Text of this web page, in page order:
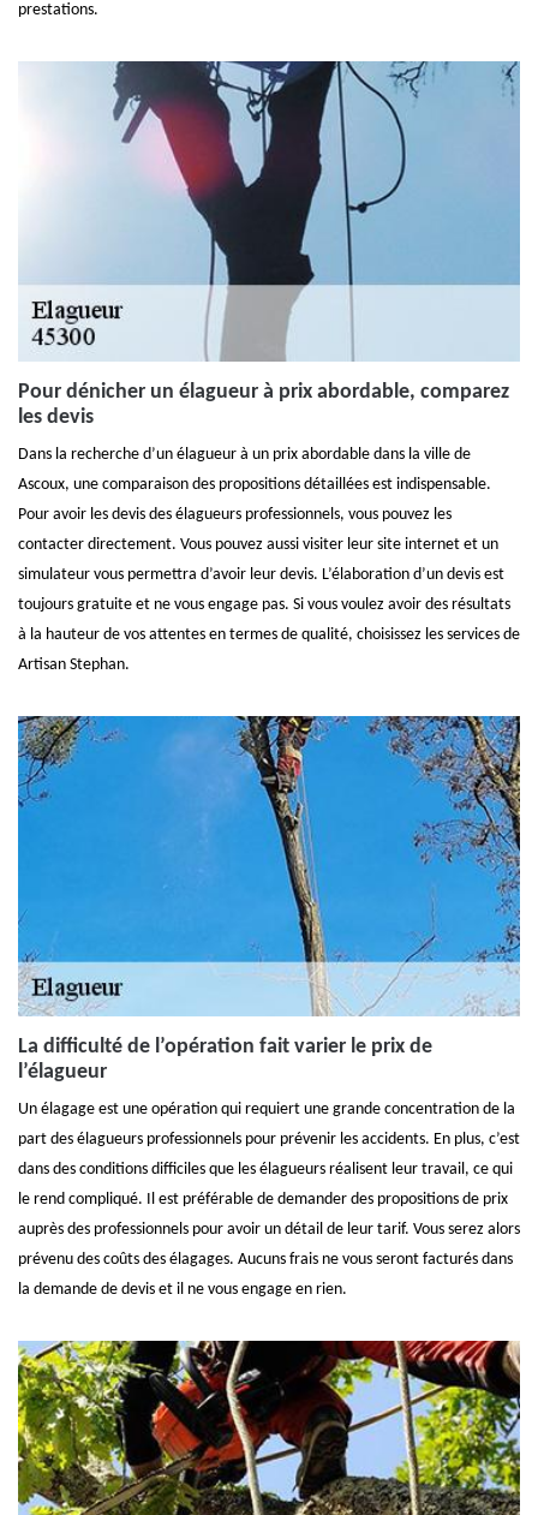
prestations.
Pour dénicher un élagueur à prix abordable, comparez
les devis
Dans la recherche d’un élagueur à un prix abordable dans la ville de
Ascoux, une comparaison des propositions détaillées est indispensable.
Pour avoir les devis des élagueurs professionnels, vous pouvez les
contacter directement. Vous pouvez aussi visiter leur site internet et un
simulateur vous permettra d’avoir leur devis. L’élaboration d’un devis est
toujours gratuite et ne vous engage pas. Si vous voulez avoir des résultats
à la hauteur de vos attentes en termes de qualité, choisissez les services de
Artisan Stephan.
La difficulté de l’opération fait varier le prix de
l’élagueur
Un élagage est une opération qui requiert une grande concentration de la
part des élagueurs professionnels pour prévenir les accidents. En plus, c’est
dans des conditions difficiles que les élagueurs réalisent leur travail, ce qui
le rend compliqué. Il est préférable de demander des propositions de prix
auprès des professionnels pour avoir un détail de leur tarif. Vous serez alors
prévenu des coûts des élagages. Aucuns frais ne vous seront facturés dans
la demande de devis et il ne vous engage en rien.